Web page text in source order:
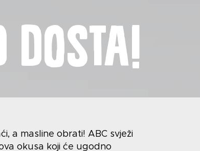
dosta!
a masline obrati! ABC svježi
okusa koji će ugodno